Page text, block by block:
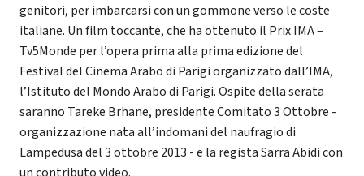
genitori, per imbarcarsi con un gommone verso le coste
italiane. Un film toccante, che ha ottenuto il Prix IMA –
Tv5Monde per l’opera prima alla prima edizione del
Festival del Cinema Arabo di Parigi organizzato dall’IMA,
l’Istituto del Mondo Arabo di Parigi. Ospite della serata
saranno Tareke Brhane, presidente Comitato 3 Ottobre -
organizzazione nata all’indomani del naufragio di
Lampedusa del 3 ottobre 2013 - e la regista Sarra Abidi con